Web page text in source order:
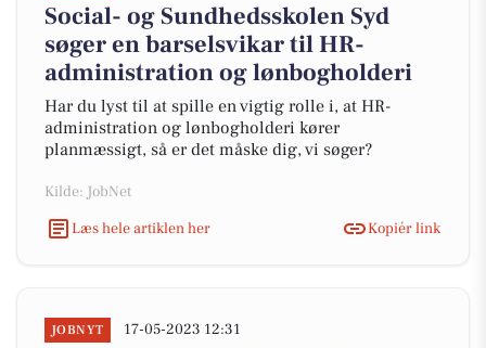
Social- og Sundhedsskolen Syd
søger en barselsvikar til HR-
administration og lønbogholderi
Har du lyst til at spille en vigtig rolle i, at HR-
administration og lønbogholderi kører
planmæssigt, så er det måske dig, vi søger?
Kilde: JobNet
Læs hele artiklen her
Kopiér link
JOBNYT 17-05-2023 12:31